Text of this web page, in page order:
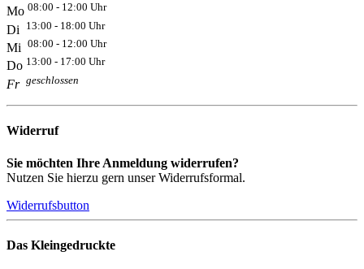
Mo 08:00 - 12:00 Uhr
Di 13:00 - 18:00 Uhr
Mi 08:00 - 12:00 Uhr
Do 13:00 - 17:00 Uhr
Fr geschlossen
Widerruf
Sie möchten Ihre Anmeldung widerrufen?
Nutzen Sie hierzu gern unser Widerrufsformal.
Widerrufsbutton
Das Kleingedruckte